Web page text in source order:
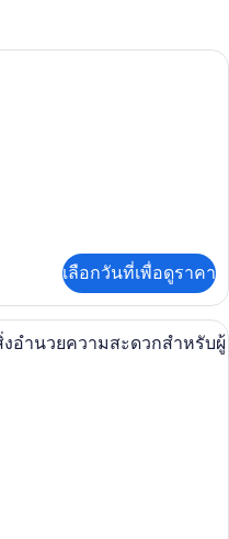
งพรีเมียม, เตียงคิงไซส์ 1 เตียง | เ
เลือกวันที่เพื่อดูราคา
งพัก, เตียงคิงไซส์ 1 เตียง, พร้อมสิ่
งอำนวยความสะดวกสำหรับผู้